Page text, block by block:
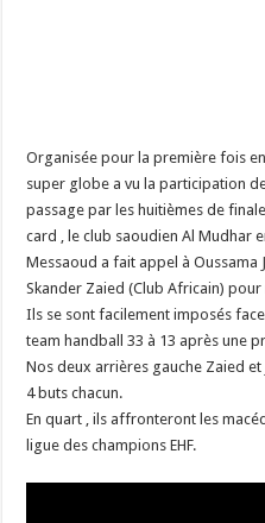
Organisée pour la première fois
super globe a vu la participation
passage par les huitièmes de
card , le club saoudien Al Mudhar
Messaoud a fait appel à Oussama
Skander Zaied (Club Africain)
Ils se sont facilement imposés
team handball 33 à 13 après une
Nos deux arrières gauche Zaied
4 buts chacun.
En quart , ils affronteront les
ligue des champions EHF.